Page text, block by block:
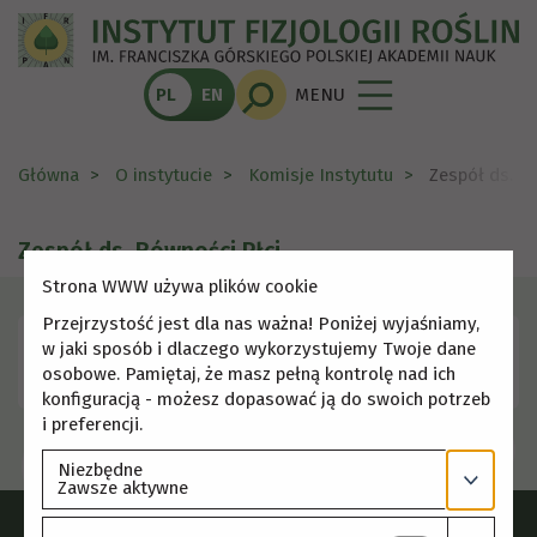
PL EN MENU
Główna O instytucie Komisje Instytutu Zespół ds.
Zespół ds. Równości Płci
Zarządzenie dyrektora(format: PDF, Rozmiar: 0.22
MB)
Strona WWW używa plików cookie
Przejrzystość jest dla nas ważna! Poniżej wyjaśniamy,
w jaki sposób i dlaczego wykorzystujemy Twoje dane
osobowe. Pamiętaj, że masz pełną kontrolę nad ich
konfiguracją - możesz dopasować ją do swoich potrzeb
i preferencji.
Niezbędne
Zawsze aktywne